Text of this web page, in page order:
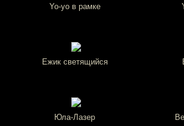
Yo-yo в рамке
Ежик светящийся
Юла-Лазер